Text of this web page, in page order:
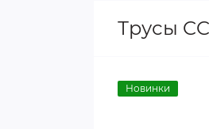
Трусы
Новинки